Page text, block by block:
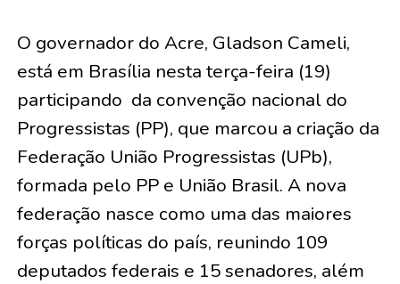
O governador do Acre, Gladson Cameli,
está em Brasília nesta terça-feira (19)
participando da convenção nacional do
Progressistas (PP), que marcou a criação da
Federação União Progressistas (UPb),
formada pelo PP e União Brasil. A nova
federação nasce como uma das maiores
forças políticas do país, reunindo 109
deputados federais e 15 senadores, além